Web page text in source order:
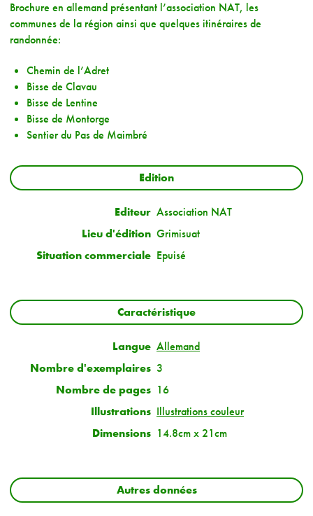
Brochure en allemand présentant l’association NAT, les
communes de la région ainsi que quelques itinéraires de
randonnée:
Chemin de l’Adret
Bisse de Clavau
Bisse de Lentine
Bisse de Montorge
Sentier du Pas de Maimbré
Edition
Editeur Association NAT
Lieu d'édition Grimisuat
Situation commerciale Epuisé
Caractéristique
Langue Allemand
Nombre d'exemplaires 3
Nombre de pages 16
Illustrations Illustrations couleur
Dimensions 14.8cm x 21cm
Autres données